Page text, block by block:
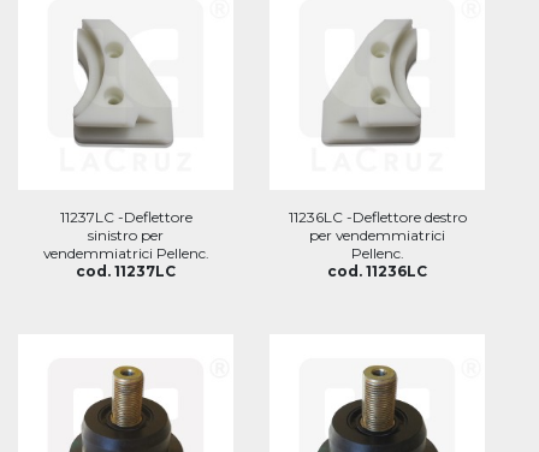
11237LC -Deflettore
sinistro per
vendemmiatrici Pellenc.
cod. 11237LC
11236LC -Deflettore destro
per vendemmiatrici
Pellenc.
cod. 11236LC